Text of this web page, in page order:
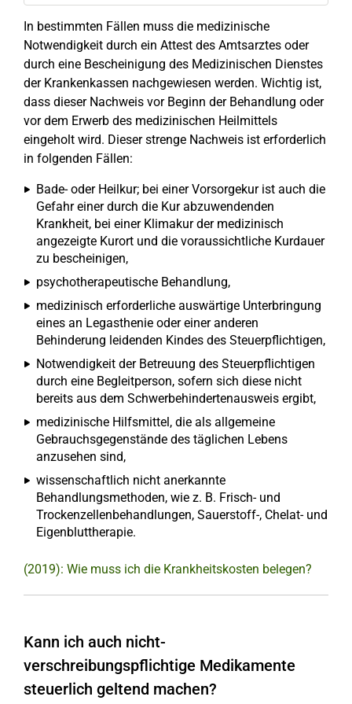
In bestimmten Fällen muss die medizinische
Notwendigkeit durch ein Attest des Amtsarztes oder
durch eine Bescheinigung des Medizinischen Dienstes
der Krankenkassen nachgewiesen werden. Wichtig ist,
dass dieser Nachweis vor Beginn der Behandlung oder
vor dem Erwerb des medizinischen Heilmittels
eingeholt wird. Dieser strenge Nachweis ist erforderlich
in folgenden Fällen:
Bade- oder Heilkur; bei einer Vorsorgekur ist auch die
Gefahr einer durch die Kur abzuwendenden
Krankheit, bei einer Klimakur der medizinisch
angezeigte Kurort und die voraussichtliche Kurdauer
zu bescheinigen,
psychotherapeutische Behandlung,
medizinisch erforderliche auswärtige Unterbringung
eines an Legasthenie oder einer anderen
Behinderung leidenden Kindes des Steuerpflichtigen,
Notwendigkeit der Betreuung des Steuerpflichtigen
durch eine Begleitperson, sofern sich diese nicht
bereits aus dem Schwerbehindertenausweis ergibt,
medizinische Hilfsmittel, die als allgemeine
Gebrauchsgegenstände des täglichen Lebens
anzusehen sind,
wissenschaftlich nicht anerkannte
Behandlungsmethoden, wie z. B. Frisch- und
Trockenzellenbehandlungen, Sauerstoff-, Chelat- und
Eigenbluttherapie.
(2019): Wie muss ich die Krankheitskosten belegen?
Kann ich auch nicht-
verschreibungspflichtige Medikamente
steuerlich geltend machen?